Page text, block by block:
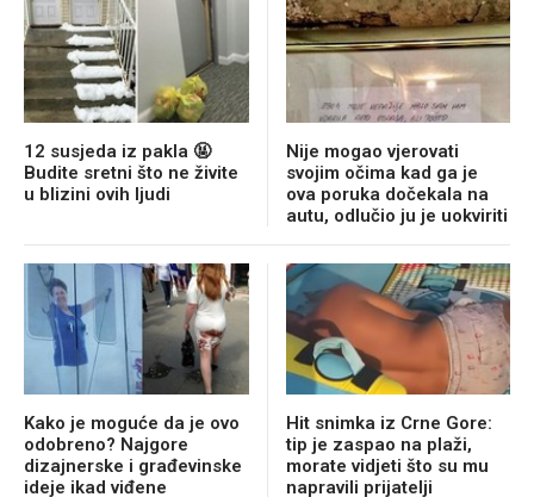
12 susjeda iz pakla 🤬
Budite sretni što ne živite
u blizini ovih ljudi
Nije mogao vjerovati
svojim očima kad ga je
ova poruka dočekala na
autu, odlučio ju je uokviriti
Kako je moguće da je ovo
odobreno? Najgore
dizajnerske i građevinske
ideje ikad viđene
Hit snimka iz Crne Gore:
tip je zaspao na plaži,
morate vidjeti što su mu
napravili prijatelji